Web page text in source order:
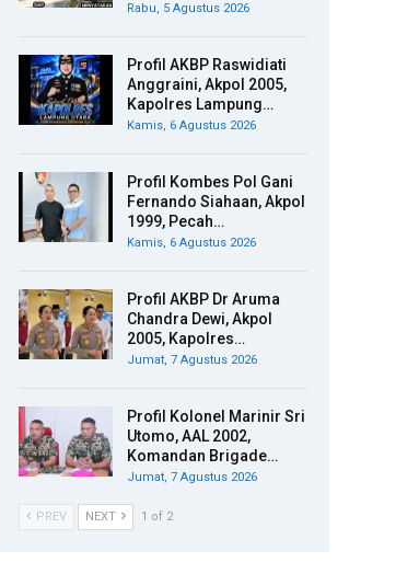
Rabu, 5 Agustus 2026
Profil AKBP Raswidiati
Anggraini, Akpol 2005,
Kapolres Lampung…
Kamis, 6 Agustus 2026
Profil Kombes Pol Gani
Fernando Siahaan, Akpol
1999, Pecah…
Kamis, 6 Agustus 2026
Profil AKBP Dr Aruma
Chandra Dewi, Akpol
2005, Kapolres…
Jumat, 7 Agustus 2026
Profil Kolonel Marinir Sri
Utomo, AAL 2002,
Komandan Brigade…
Jumat, 7 Agustus 2026
PREV NEXT 1 of 2